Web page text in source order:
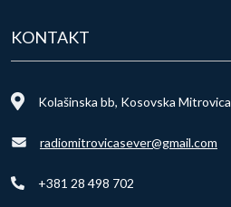
KONTAKT
Kolašinska bb, Kosovska Mitrovica
radiomitrovicasever@gmail.com
+381 28 498 702